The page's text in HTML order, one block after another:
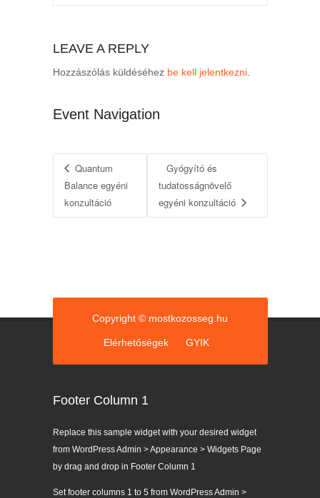
LEAVE A REPLY
Hozzászólás küldéséhez be kell jelentkezni.
Event Navigation
Quantum
Balance egyéni
konzultáció
Gyógyító és
tudatosságnövelő
egyéni konzultáció
Copyright © mostkozosseg.hu
Elérhetőségek GYIK
Footer Column 1
Replace this sample widget with your desired widget
from WordPress Admin > Appearance > Widgets Page
by drag and drop in Footer Column 1
Set footer columns 1 to 5 from WordPress Admin >